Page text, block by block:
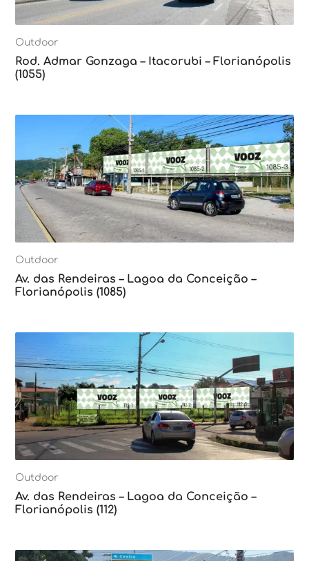
Outdoor
Rod. Admar Gonzaga – Itacorubi – Florianópolis
(1055)
Outdoor
Av. das Rendeiras – Lagoa da Conceição –
Florianópolis (1085)
Outdoor
Av. das Rendeiras – Lagoa da Conceição –
Florianópolis (112)